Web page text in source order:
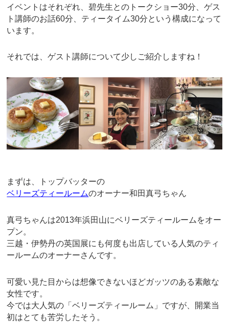
イベントはそれぞれ、碧先生とのトークショー30分、ゲス
ト講師のお話60分、ティータイム30分という構成になって
います。
それでは、ゲスト講師について少しご紹介しますね！
まずは、トップバッターの
ベリーズティールームのオーナー和田真弓ちゃん
真弓ちゃんは2013年浜田山にベリーズティールームをオー
プン。
三越・伊勢丹の英国展にも何度も出店している人気のティ
ールームのオーナーさんです。
可愛い見た目からは想像できないほどガッツのある素敵な
女性です。
今では大人気の「ベリーズティールーム」ですが、開業当
初はとても苦労したそう。